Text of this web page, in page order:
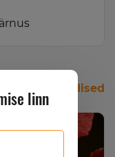
linn
Kõik uudised